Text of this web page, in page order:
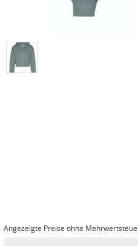
Angezeigte Preise ohne